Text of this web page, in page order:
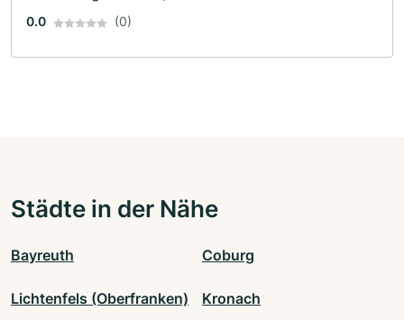
0.0 (0)
Städte in der Nähe
Bayreuth Coburg
Lichtenfels (Oberfranken) Kronach